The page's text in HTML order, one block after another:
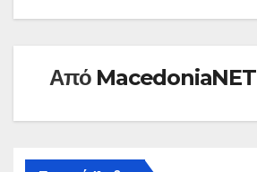
Από MacedoniaNET